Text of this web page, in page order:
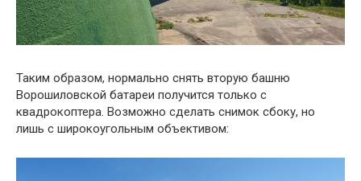
Таким образом, нормально снять вторую башню
Ворошиловской батареи получится только с
квадрокоптера. Возможно сделать снимок сбоку, но
лишь с широкоугольным объективом: